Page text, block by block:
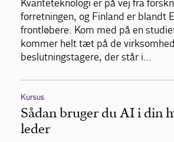
Kvanteteknologi er på vej fra
forretningen, og Finland er blandt
frontløbere. Kom med på en
kommer helt tæt på de
beslutningstagere, der står i…
Kursus
Sådan bruger du AI i din
leder